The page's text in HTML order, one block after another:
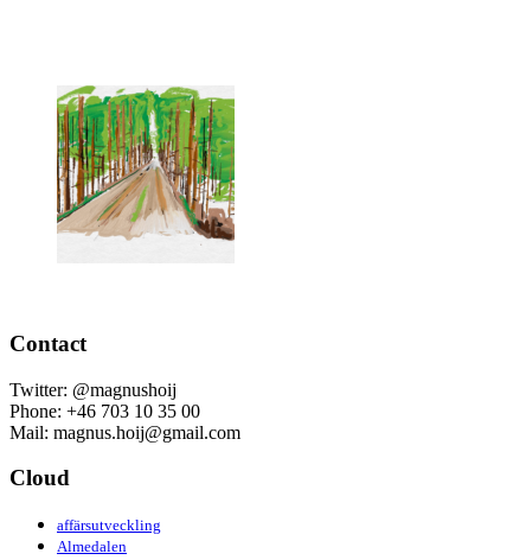
Contact
Twitter: @magnushoij
Phone: +46 703 10 35 00
Mail: magnus.hoij@gmail.com
Cloud
affärsutveckling
Almedalen